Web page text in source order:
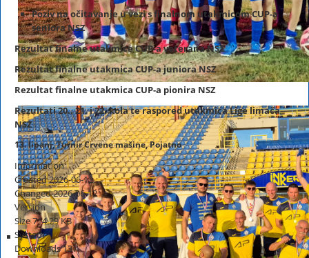
Poziv na očitavanje u vezi s finalnom utakmicom CUP-a
seniora NSZ
Rezultat finalne utakmice CUP-a veterana NSZ
Rezultatfinalneutakmica CUP-a juniora NSZ
Rezultatfinalne utakmica CUP-a pionira NSZ
Rezultati 20., 21. i 22. kola te raspored utakmica Lige limača
NSZ
13. lipanj, Turnir Crvene mašine, Pojatno
Information
Created2026-06-12
Changed2026-06-12
Version
Size714.29 KB
System
Downloads137